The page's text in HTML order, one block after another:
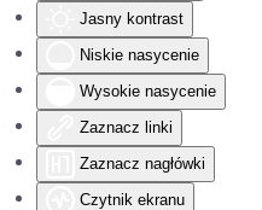
Jasny kontrast
Niskie nasycenie
Wysokie nasycenie
Zaznacz linki
Zaznacz nagłówki
Czytnik ekranu